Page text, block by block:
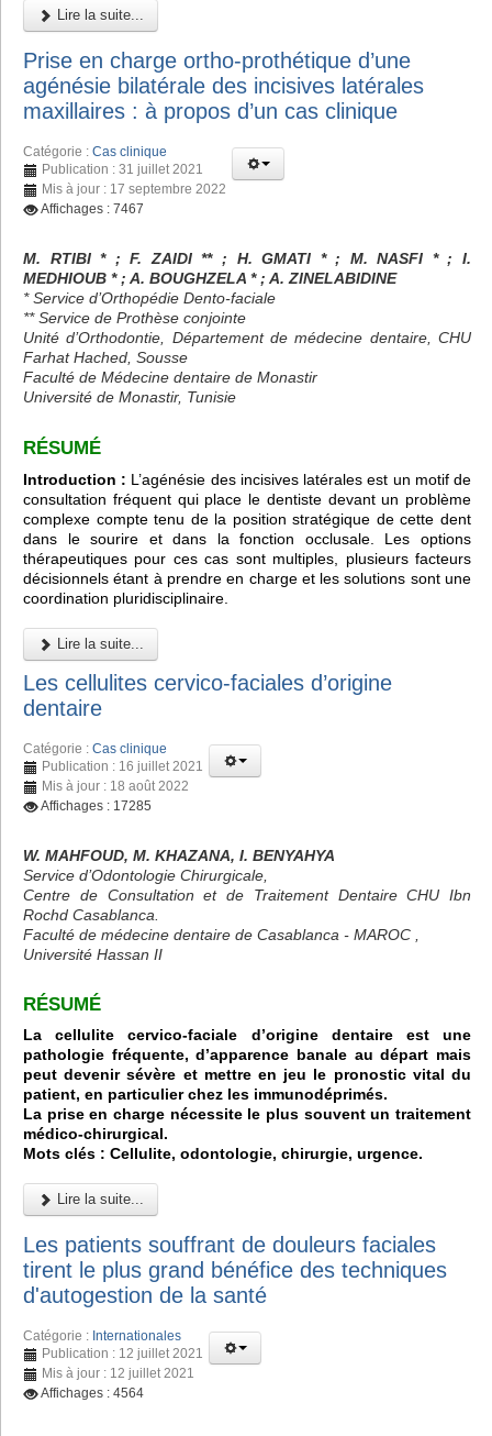
Lire la suite...
Prise en charge ortho-prothétique d’une
agénésie bilatérale des incisives latérales
maxillaires : à propos d’un cas clinique
Catégorie : Cas clinique
Publication : 31 juillet 2021
Mis à jour : 17 septembre 2022
Affichages : 7467
M. RTIBI * ; F. ZAIDI ** ; H. GMATI * ; M. NASFI * ; I.
MEDHIOUB * ; A. BOUGHZELA * ; A. ZINELABIDINE
* Service d’Orthopédie Dento-faciale
** Service de Prothèse conjointe
Unité d’Orthodontie, Département de médecine dentaire, CHU
Farhat Hached, Sousse
Faculté de Médecine dentaire de Monastir
Université de Monastir, Tunisie
RÉSUMÉ
Introduction : L’agénésie des incisives latérales est un motif de
consultation fréquent qui place le dentiste devant un problème
complexe compte tenu de la position stratégique de cette dent
dans le sourire et dans la fonction occlusale. Les options
thérapeutiques pour ces cas sont multiples, plusieurs facteurs
décisionnels étant à prendre en charge et les solutions sont une
coordination pluridisciplinaire.
Lire la suite...
Les cellulites cervico-faciales d’origine
dentaire
Catégorie : Cas clinique
Publication : 16 juillet 2021
Mis à jour : 18 août 2022
Affichages : 17285
W. MAHFOUD, M. KHAZANA, I. BENYAHYA
Service d’Odontologie Chirurgicale,
Centre de Consultation et de Traitement Dentaire CHU Ibn
Rochd Casablanca.
Faculté de médecine dentaire de Casablanca - MAROC ,
Université Hassan II
RÉSUMÉ
La cellulite cervico-faciale d’origine dentaire est une
pathologie fréquente, d’apparence banale au départ mais
peut devenir sévère et mettre en jeu le pronostic vital du
patient, en particulier chez les immunodéprimés.
La prise en charge nécessite le plus souvent un traitement
médico-chirurgical.
Mots clés : Cellulite, odontologie, chirurgie, urgence.
Lire la suite...
Les patients souffrant de douleurs faciales
tirent le plus grand bénéfice des techniques
d'autogestion de la santé
Catégorie : Internationales
Publication : 12 juillet 2021
Mis à jour : 12 juillet 2021
Affichages : 4564